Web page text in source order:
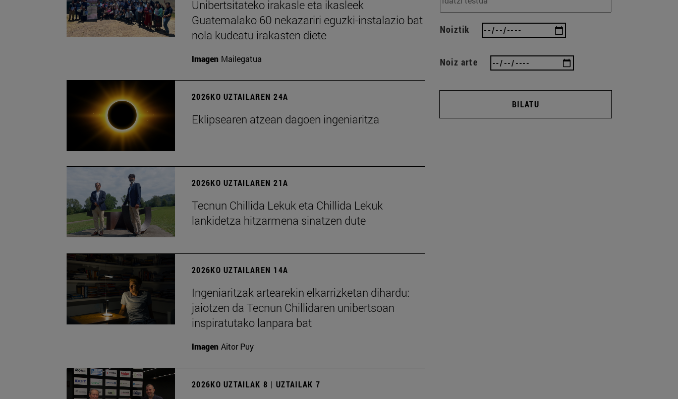
Unibertsitateko irakasle eta ikasleek
Guatemalako 60 nekazariri eguzki-instalazio bat
nola kudeatu irakasten diete
Imagen Mailegatua
2026KO UZTAILAREN 24A
Eklipsearen atzean dagoen ingeniaritza
2026KO UZTAILAREN 21A
Tecnun Chillida Lekuk eta Chillida Lekuk
lankidetza hitzarmena sinatzen dute
2026KO UZTAILAREN 14A
Ingeniaritzak artearekin elkarrizketan dihardu:
jaiotzen da Tecnun Chillidaren unibertsoan
inspiratutako lanpara bat
Imagen Aitor Puy
2026KO UZTAILAK 8 | UZTAILAK 7
Noiztik
Noiz arte
BILATU